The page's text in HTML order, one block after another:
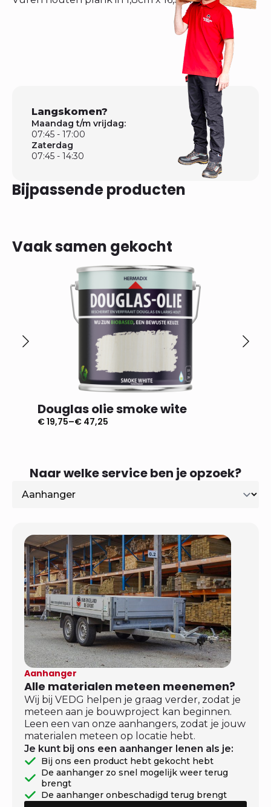
Langskomen?
Maandag t/m vrijdag:
07:45 - 17:00
Zaterdag
07:45 - 14:30
Bijpassende producten
Vaak samen gekocht
Douglas olie smoke wite
€19,75–€ 47,25
Prijsklasse:
Naar welke service ben je opzoek?
Aanhanger
Alle materialen meteen meenemen?
Wij bij VEDG helpen je graag verder, zodat je
meteen aan je bouwproject kan beginnen.
Leen een van onze aanhangers, zodat je jouw
materialen meteen op locatie hebt.
Je kunt bij ons een aanhanger lenen als je:
Bij ons een product hebt gekocht hebt
De aanhanger zo snel mogelijk weer terug
brengt
De aanhanger onbeschadigd terug brengt